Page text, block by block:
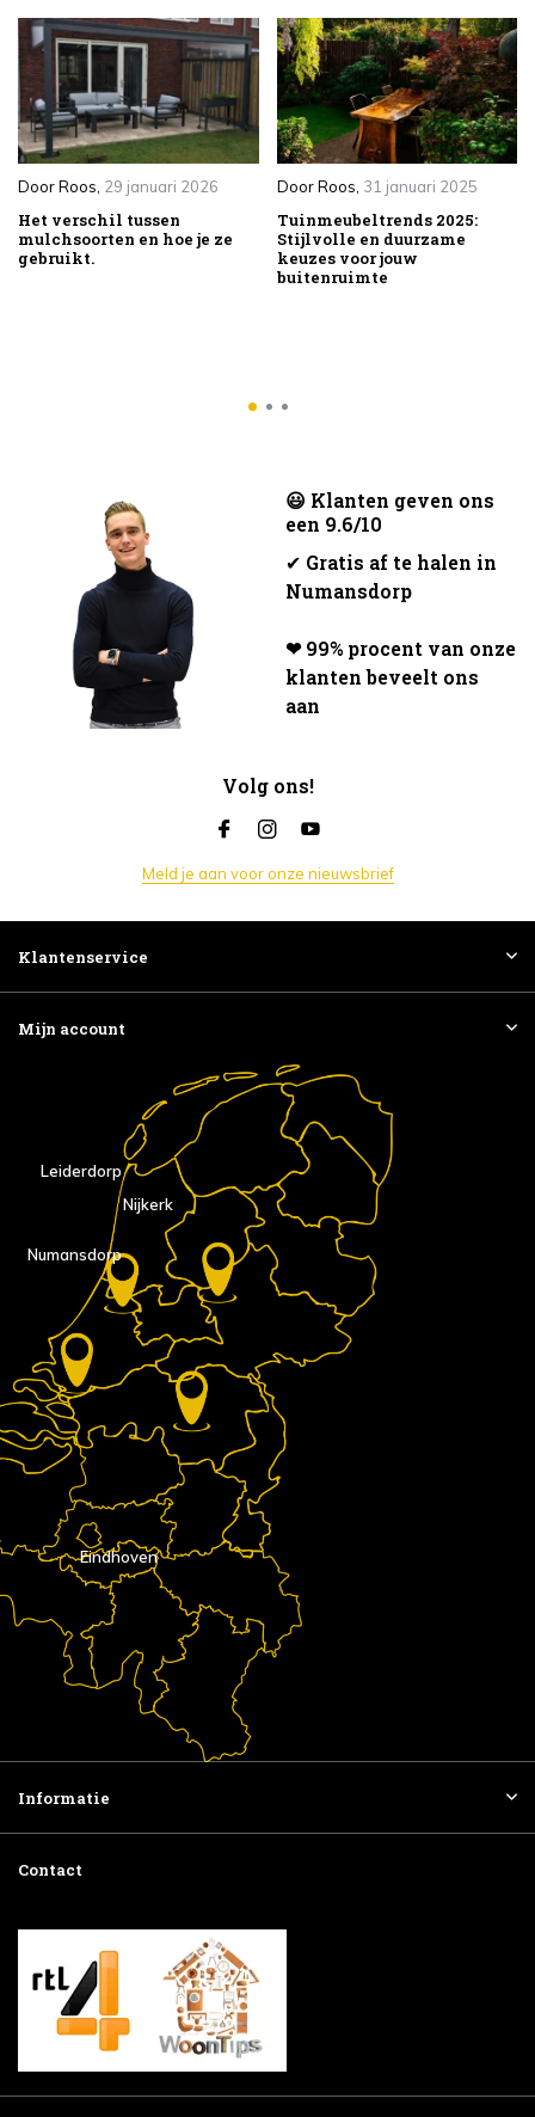
DoorRoos, 29 januari 2026
Het verschil tussen
mulchsoorten en hoe je ze
gebruikt.
DoorRoos, 31 januari 2025
Tuinmeubeltrends 2025:
Stijlvolle en duurzame
keuzes voor jouw
buitenruimte
😃 Klanten geven ons
een 9.6/10
✔ Gratis af te halen in
Numansdorp
❤ 99% procent van onze
klanten beveelt ons
aan
Volg ons!
Meld je aan voor onze nieuwsbrief
Klantenservice
Mijn account
Eindhoven
Nijkerk
Numansdorp
Leiderdorp
Informatie
Contact